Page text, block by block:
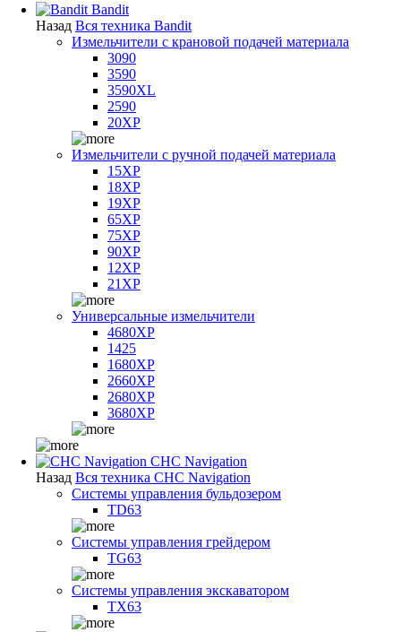
Bandit
Назад Вся техника Bandit
Измельчители с крановой подачей материала
3090
3590
3590XL
2590
20XP
Измельчители с ручной подачей материала
15XP
18XP
19XP
65XP
75XP
90XP
12XP
21XP
Универсальные измельчители
4680XP
1425
1680XP
2660XP
2680XP
3680XP
CHC Navigation
Назад Вся техника CHC Navigation
Системы управления бульдозером
TD63
Системы управления грейдером
TG63
Системы управления экскаватором
TX63